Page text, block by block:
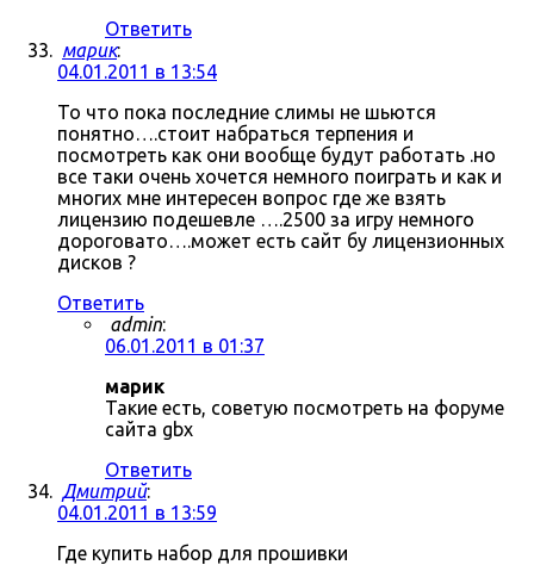
Ответить
марик:
04.01.2011 в 13:54
То что пока последние слимы не шьются
понятно….стоит набраться терпения и
посмотреть как они вообще будут работать .но
все таки очень хочется немного поиграть и как и
многих мне интересен вопрос где же взять
лицензию подешевле ….2500 за игру немного
дороговато….может есть сайт бу лицензионных
дисков ?
Ответить
admin:
06.01.2011 в 01:37
марик
Такие есть, советую посмотреть на форуме
сайта gbx
Ответить
Дмитрий:
04.01.2011 в 13:59
Где купить набор для прошивки